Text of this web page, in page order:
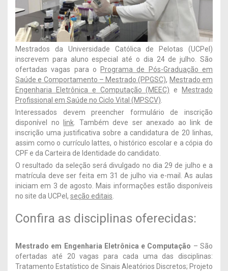
Mestrados da Universidade Católica de Pelotas (UCPel)
inscrevem para aluno especial até o dia 24 de julho. São
ofertadas vagas para o
Programa de Pós-Graduação em
Saúde e Comportamento – Mestrado (PPGSC), Mestrado em
Engenharia Eletrônica e Computação (MEEC) e
Mestrado
Profissional em Saúde no Ciclo Vital (MPSCV)
Interessados devem preencher formulário de inscrição
disponível no
link . Também deve ser anexado ao link de
inscrição uma justificativa sobre a candidatura de 20 linhas,
assim como o currículo lattes, o histórico escolar e a cópia do
CPF e da Carteira de Identidade do candidato.
O resultado da seleção será divulgado no dia 29 de julho e a
matrícula deve ser feita em 31 de julho via e-mail. As aulas
iniciam em 3 de agosto. Mais informações estão disponíveis
no site da UCPel, seção editais
Confira as disciplinas oferecidas:
Mestrado em Engenharia Eletrônica e Computação – São
ofertadas até 20 vagas para cada uma das disciplinas:
Tratamento Estatístico de Sinais Aleatórios Discretos; Projeto